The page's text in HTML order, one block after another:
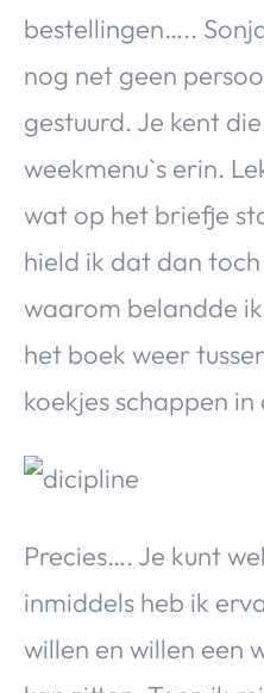
bestellingen…..
nog net geen
gestuurd. Je kent
weekmenu`s erin.
wat op het briefje
hield ik dat dan
waarom belandde
het boek weer
koekjes schappen
Precies…. Je kunt
inmiddels heb ik
willen en willen een